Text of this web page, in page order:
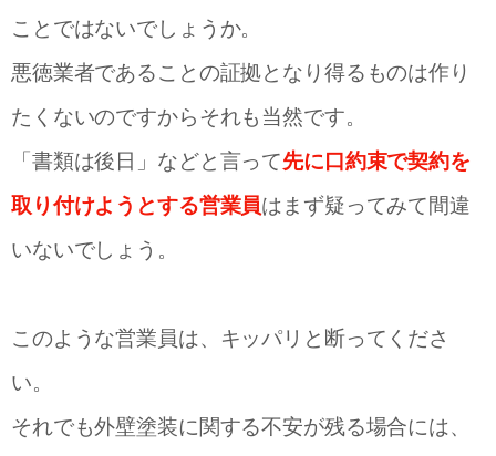
ことではないでしょうか。
悪徳業者であることの証拠となり得るものは作り
たくないのですからそれも当然です。
「書類は後日」などと言って先に口約束で契約を
取り付けようとする営業員はまず疑ってみて間違
いないでしょう。
このような営業員は、キッパリと断ってくださ
い。
それでも外壁塗装に関する不安が残る場合には、